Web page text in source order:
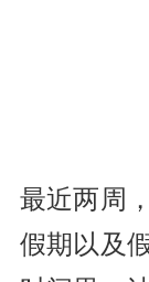
最近两周
假期以及